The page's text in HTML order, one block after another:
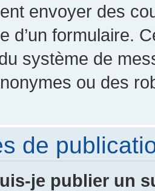
envoyer des
d’un formulaire.
système de
ou des
de
je publier un